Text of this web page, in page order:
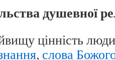
душевної
цінність
, слова